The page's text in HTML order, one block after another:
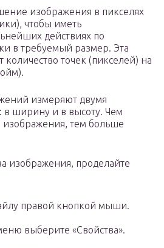
изображения в пикселях
чтобы иметь
действиях по
в требуемый размер. Эта
количество точек (пикселей) на
измеряют двумя
в ширину и в высоту. Чем
тем больше
изображения, проделайте
правой кнопкой мыши.
выберите «Свойства».